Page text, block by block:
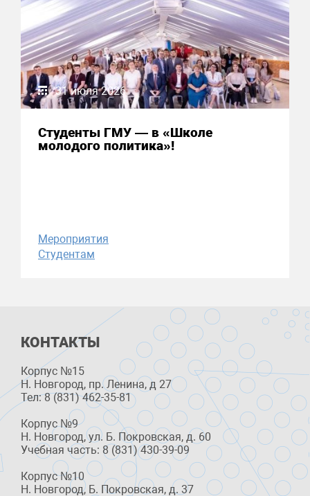
31 июля 2026
Студенты ГМУ — в «Школе
молодого политика»!
Мероприятия
Студентам
КОНТАКТЫ
Корпус №15
Н. Новгород, пр. Ленина, д 27
Тел: 8 (831) 462-35-81
Корпус №9
Н. Новгород, ул. Б. Покровская, д. 60
Учебная часть: 8 (831) 430-39-09
Корпус №10
Н. Новгород, Б. Покровская, д. 37